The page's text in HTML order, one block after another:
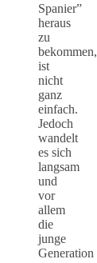
Spanier”
heraus
zu
bekommen,
ist
nicht
ganz
einfach.
Jedoch
wandelt
es sich
langsam
und
vor
allem
die
junge
Generation